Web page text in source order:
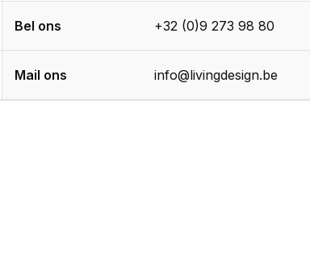
Bel ons +32 (0)9 273 98 80
Mail ons info@livingdesign.be